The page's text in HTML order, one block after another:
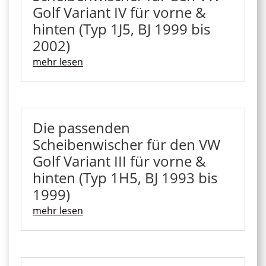
Golf Variant IV für vorne &
hinten (Typ 1J5, BJ 1999 bis
2002)
mehr lesen
Die passenden
Scheibenwischer für den VW
Golf Variant III für vorne &
hinten (Typ 1H5, BJ 1993 bis
1999)
mehr lesen